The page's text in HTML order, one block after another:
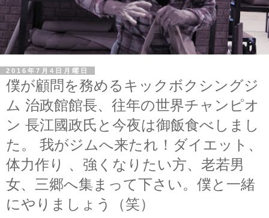
2016年7月4日月曜日
僕が顧問を務めるキックボクシングジ
ム 治政館館長、往年の世界チャンピオ
ン 長江國政氏と今夜は御飯食べしまし
た。 我がジムへ来たれ！ダイエット、
体力作り 、強くなりたい方、老若男
女、三郷へ集まって下さい。僕と一緒
にやりましょう（笑）